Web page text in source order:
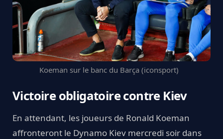
Koeman sur le banc du Barça (iconsport)
Victoire obligatoire contre Kiev
En attendant, les joueurs de Ronald Koeman
affronteront le Dynamo Kiev mercredi soir dans